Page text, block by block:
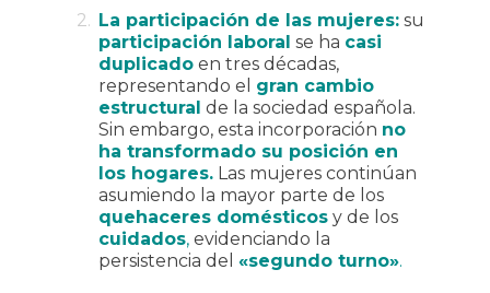
La participación de las mujeres: su
participación laboral se ha casi
duplicado en tres décadas,
representando el gran cambio
estructural de la sociedad española.
Sin embargo, esta incorporación no
ha transformado su posición en
los hogares. Las mujeres continúan
asumiendo la mayor parte de los
quehaceres domésticos y de los
cuidados, evidenciando la
persistencia del «segundo turno».